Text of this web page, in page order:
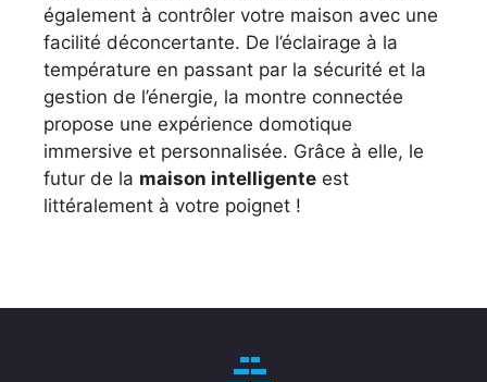
également à contrôler votre maison avec une
facilité déconcertante. De l’éclairage à la
température en passant par la sécurité et la
gestion de l’énergie, la montre connectée
propose une expérience domotique
immersive et personnalisée. Grâce à elle, le
futur de la maison intelligente est
littéralement à votre poignet !